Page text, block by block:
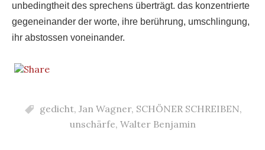
unbedingtheit des sprechens überträgt. das konzentrierte
gegeneinander der worte, ihre berührung, umschlingung,
ihr abstossen voneinander.
gedicht, Jan Wagner, SCHÖNER SCHREIBEN,
unschärfe, Walter Benjamin